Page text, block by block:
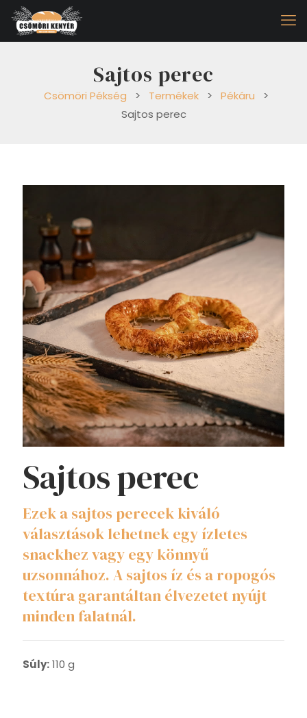
Sajtos perec
Csömöri Pékség > Termékek > Pékáru
>
Sajtos perec
Sajtos perec
Ezek a sajtos perecek kiváló
választások lehetnek egy ízletes
snackhez vagy egy könnyű
uzsonnához. A sajtos íz és a ropogós
textúra garantáltan élvezetet nyújt
minden falatnál.
Súly:110 g